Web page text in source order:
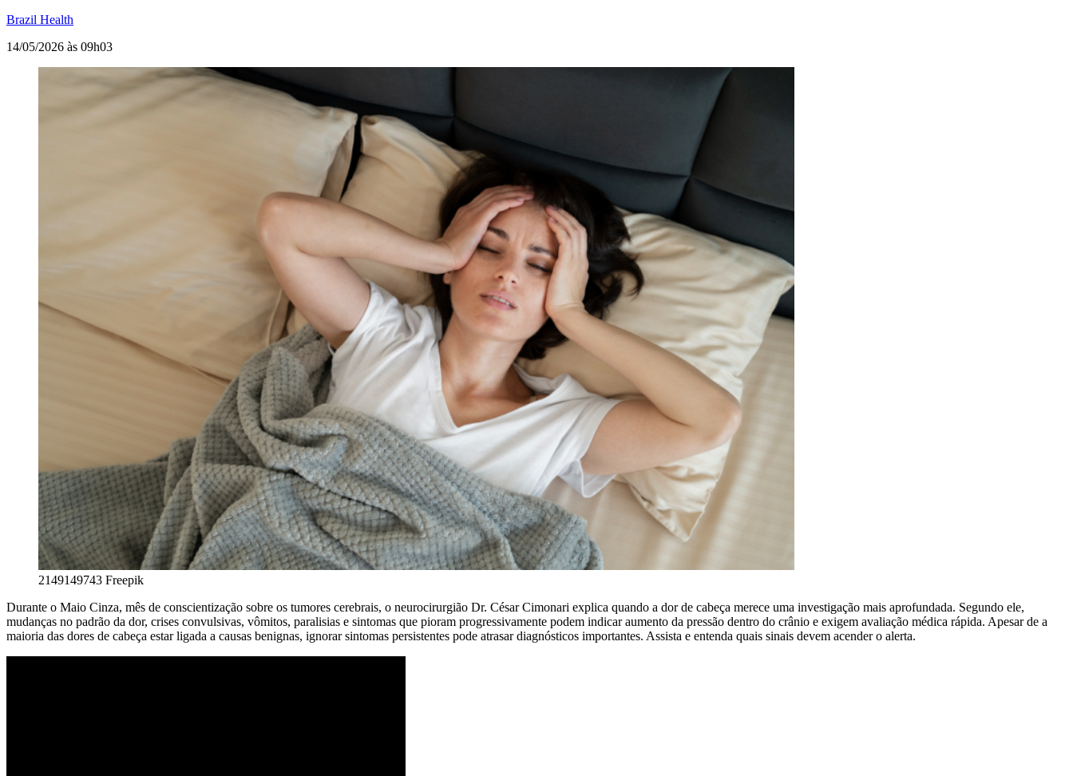
Brazil Health
14/05/2026 às 09h03
2149149743 Freepik
Durante o Maio Cinza, mês de conscientização sobre os tumores cerebrais, o neurocirurgião Dr. César Cimonari explica quando a dor de cabeça merece uma investigação mais aprofundada. Segundo ele,
mudanças no padrão da dor, crises convulsivas, vômitos, paralisias e sintomas que pioram progressivamente podem indicar aumento da pressão dentro do crânio e exigem avaliação médica rápida. Apesar de a
maioria das dores de cabeça estar ligada a causas benignas, ignorar sintomas persistentes pode atrasar diagnósticos importantes. Assista e entenda quais sinais devem acender o alerta.